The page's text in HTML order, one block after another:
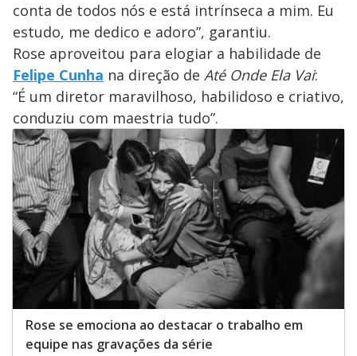
conta de todos nós e está intrínseca a mim. Eu
estudo, me dedico e adoro”, garantiu.
Rose aproveitou para elogiar a habilidade de
Felipe Cunha na direção de Até Onde Ela Vai:
“É um diretor maravilhoso, habilidoso e criativo,
conduziu com maestria tudo”.
Rose se emociona ao destacar o trabalho em
equipe nas gravações da série